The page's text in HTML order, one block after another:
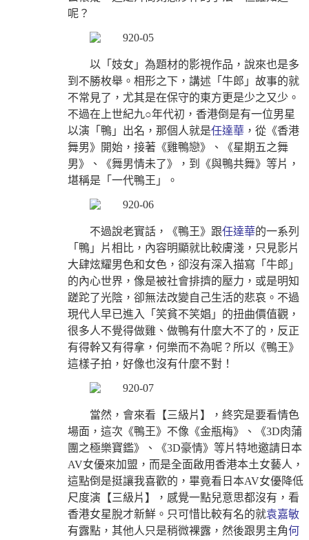
呢？
以「妓女」為題材的影視作品，說來也是多
到不勝枚舉。相形之下，講述「牛郎」故事的就
不常見了，尤其是在保守的東方更是少之又少。
不過在上世紀九○年代初，香港倒是有一位男星
以演「鴨」出名，那個人就是任達華 ，從《香港
舞男》開始，接著《雞鴨戀》、《星期五之舞
男》、《舞男情未了》，到《與鴨共舞》等片，
堪稱是「一代鴨王」。
不過說老實話，《鴨王》跟任達華的一系列
「鴨」片相比，內容明顯就比較膚淺，只見影片
大肆炫耀男色和女色，卻沒有深入描寫「牛郎」
的內心世界，像是被社會排擠的壓力，或是明知
蹉跎了光陰，卻無法改變自己生活的悲哀。不過
現代人早已進入「笑貧不笑娼」的扭曲價值觀，
很多人不覺得做雞、做鴨有什麼大不了的，反正
有得幹又有得拿，何樂而不為呢？所以《鴨王》
這樣子拍，好像也沒有什麼不對！
當然，會來看【三級片】，終究是要看情色
場面，這次《鴨王》不像《金瓶梅》、《3D肉蒲
團之極樂寶鑑》、《3D豪情》等片特地邀請日本
AV女優來加盟，而是全面啟用香港本土女藝人，
這點倒是挺讓我喜歡的，畢竟看日本AV女優降低
尺度演【三級片】，感覺一點兒意思都沒有，看
香港女星脫才新鮮。只可惜比較有名的就袁嘉敏
有露點，其他人只是稍微裸露，然後跟男主角何